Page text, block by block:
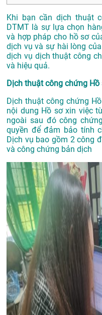
Khi bạn cần dịch thuật
DTMT là sự lựa chọn
và hợp pháp cho hồ sơ
dịch vụ và sự hài lòng
dịch vụ dịch thuật công
và hiệu quả.
Dịch thuật công chứng
Dịch thuật công chứng
nội dung Hồ sơ xin việc
ngoài sau đó công
quyền để đảm bảo tính
Dịch vụ bao gồm 2 công
và công chứng bản dịch